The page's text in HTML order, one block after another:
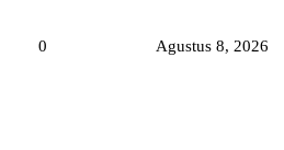
0 Agustus 8, 2026